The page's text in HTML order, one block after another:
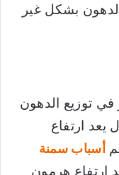
بشكل غير
توزيع الدهون
ارتفاع
أسباب سمنة
ارتفاع هرمون